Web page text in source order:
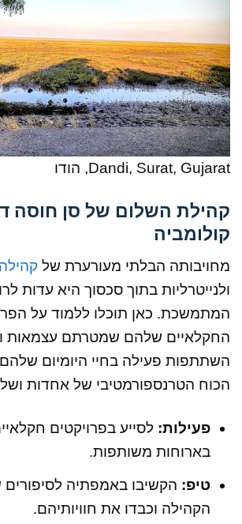
Dandi, Surat, Gujarat, הודו
קהילת השלום של סן חוסה
קולומביה
מחויבותה הבלתי מעורערת של קהילה
ולנייטרליות בתוך סכסוך היא עדות
המתמשכת. כאן תוכלו ללמוד על
החקלאיים שלהם שמטרתם עצמאות
השתתפות פעילה בחיי היומיום
הכוח הטרנספורמטיבי של אחדות
פעילות: לסייע בפרויקטים
בארוחות משותפות.
טיפ: הקשיבו באמפתיה
הקהילה וכבדו את חוויותיהם.